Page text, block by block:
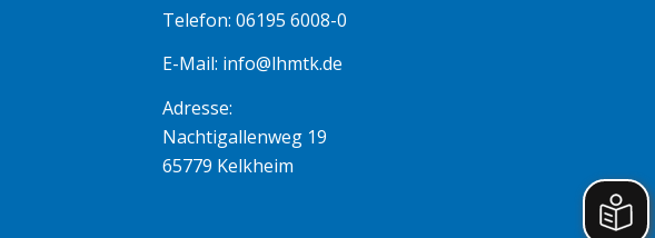
Telefon: 06195 6008-0
E-Mail: info@lhmtk.de
Adresse:
Nachtigallenweg 19
65779 Kelkheim